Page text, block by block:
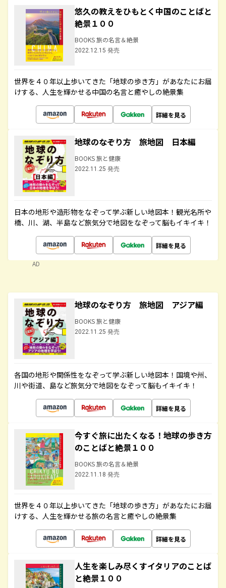
悠久の教えをひもとく中国のことばと
絶景１００
BOOKS 旅の名言＆絶景
2022.12.15 発売
世界を４０年以上歩いてきた「地球の歩き方」があなたにお届
けする、人生を輝かせる中国の名言と癒やしの絶景集
詳細を見る
地球のなぞり方 旅地図 日本編
BOOKS 旅と健康
2022.11.25 発売
日本の地形や造形物をなぞって学ぶ新しい地図本！観光名所や
橋、川、湖、半島など旅気分で地図をなぞって脳もイキイキ！
詳細を見る
AD
地球のなぞり方 旅地図 アジア編
BOOKS 旅と健康
2022.11.25 発売
各国の地形や関係性をなぞって学ぶ新しい地図本！国境や州、
川や街道、島など旅気分で地図をなぞって脳もイキイキ！
詳細を見る
今すぐ旅に出たくなる！地球の歩き方
のことばと絶景１００
BOOKS 旅の名言＆絶景
2022.11.18 発売
世界を４０年以上歩いてきた「地球の歩き方」があなたにお届
けする、人生を輝かせる旅の名言と癒やしの絶景集
詳細を見る
人生を楽しみ尽くすイタリアのことば
と絶景１００